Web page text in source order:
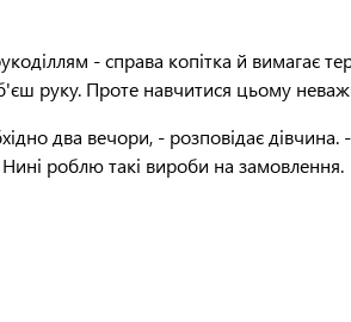
- справа копітка й вимагає
руку. Проте навчитися цьому
два вечори, - розповідає
Нині роблю такі вироби на замовлення.